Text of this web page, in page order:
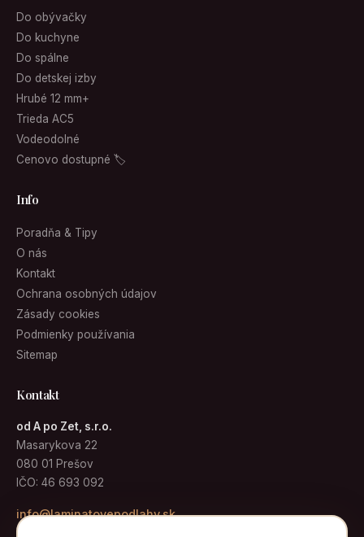
Do obývačky
Do kuchyne
Do spálne
Do detskej izby
Hrubé 12 mm+
Trieda AC5
Vodeodolné
Cenovo dostupné 🏷
Info
Poradňa & Tipy
O nás
Kontakt
Ochrana osobných údajov
Zásady cookies
Podmienky používania
Sitemap
Kontakt
od A po Zet, s.r.o.
Masarykova 22
080 01 Prešov
IČO: 46 693 092
info@laminatovepodlahy.sk